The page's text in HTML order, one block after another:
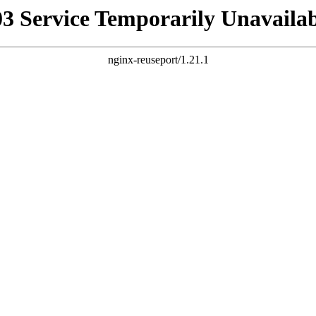
Service Temporarily
nginx-reuseport/1.21.1